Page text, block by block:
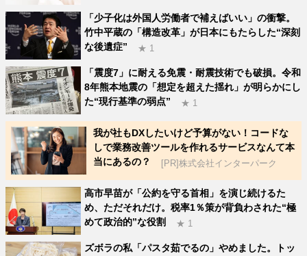
「少子化は外国人労働者で補えばいい」の衝撃。
竹中平蔵の「構造改革」が日本にもたらした“深刻
な後遺症”
★ 1
「震度7」に耐える免震・耐震技術でも破損。令和
8年熊本地震の「想定を超えた揺れ」が明らかにし
た“現行基準の弱点”
★ 1
我が社もDXしたいけど予算がない！コードな
しで業務改善ツールを作れるサービスなんて本
当にあるの？
[PR]株式会社インターパーク
高市早苗が「公約を守る首相」を演じ続けるた
め、ただそれだけ。税率1％策が背負わされた“極
めて政治的”な役割
★ 1
ズボラの私「パスタ茹でるの」やめました。トッ